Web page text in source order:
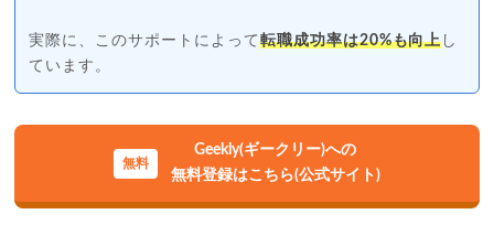
実際に、このサポートによって 転職成功率は20%も向上 し
ています。
Geekly(ギークリー)への
無料登録はこちら(公式サイト)